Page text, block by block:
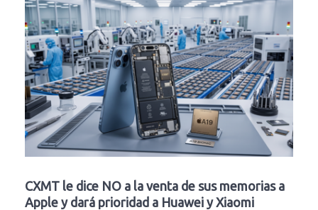
CXMT le dice NO a la venta de sus memorias a
Apple y dará prioridad a Huawei y Xiaomi